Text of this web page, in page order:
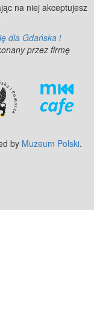
na niej akceptujesz
dla Gdańska i
przez firmę
by Muzeum Polski.